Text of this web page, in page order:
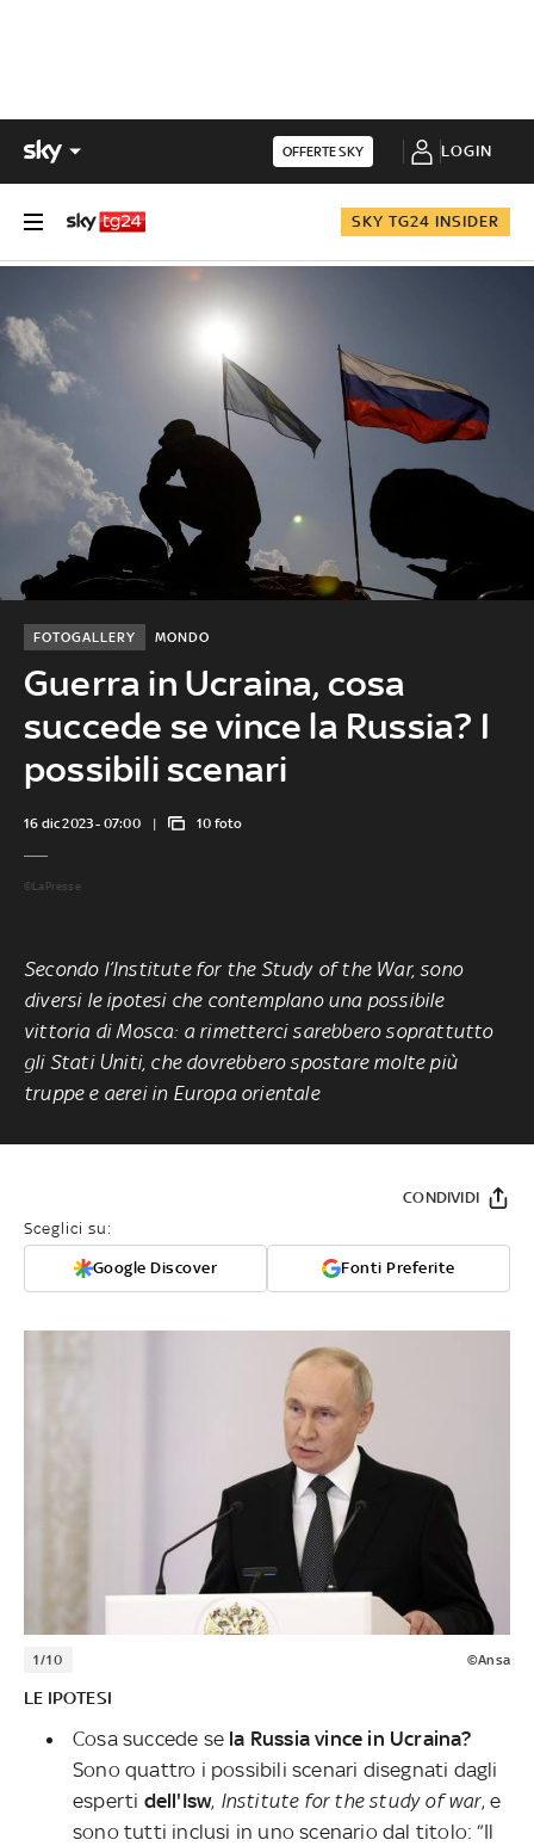
OFFERTE SKY LOGIN
SKY TG24 INSIDER
Guerra in Ucraina, cosa
succede se vince la Russia? I
possibili scenari
MONDO
FOTOGALLERY
16 dic 2023 - 07:00 10 foto
©LaPresse
Secondo l’Institute for the Study of the War, sono
diversi le ipotesi che contemplano una possibile
vittoria di Mosca: a rimetterci sarebbero soprattutto
gli Stati Uniti, che dovrebbero spostare molte più
truppe e aerei in Europa orientale
Sceglici su:
Google Discover Fonti Preferite
CONDIVIDI
1/10 ©Ansa
LE IPOTESI
Cosa succede se la Russia vince in Ucraina?
Sono quattro i possibili scenari disegnati dagli
esperti dell'Isw, Institute for the study of war, e
sono tutti inclusi in uno scenario dal titolo: “Il